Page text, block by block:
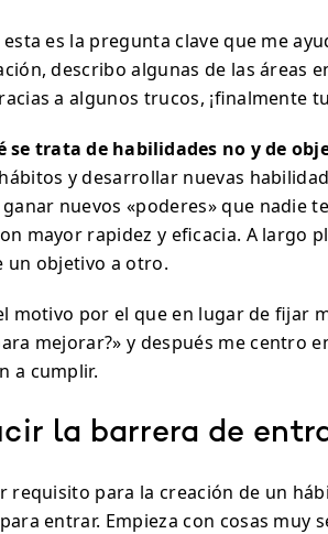
esta es la pregunta clave que me
describo algunas de las áreas
a algunos trucos, ¡finalmente
se trata de habilidades no y de
y desarrollar nuevas
nuevos «poderes» que nadie
mayor rapidez y eficacia. A largo
un objetivo a otro.
motivo por el que en lugar de fijar
mejorar?» y después me centro
a cumplir.
la barrera de
requisito para la creación de un
entrar. Empieza con cosas muy